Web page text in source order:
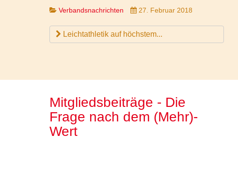
Verbandsnachrichten 27. Februar 2018
Leichtathletik auf höchstem...
Mitgliedsbeiträge - Die
Frage nach dem (Mehr)-
Wert